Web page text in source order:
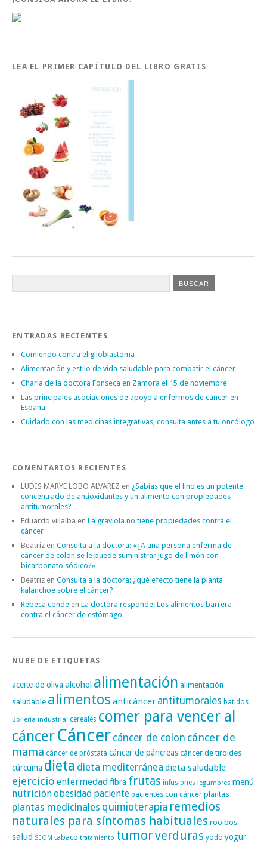
LEA EL PRIMER CAPÍTULO DEL LIBRO GRATIS
ENTRADAS RECIENTES
Comiendo contra el glioblastoma
Alimentación y estilo de vida saludable para combatir el cáncer
Charla de la doctora Fonseca en Zamora el 15 de noviembre
Las principales asociaciones de apoyo a enfermos de cáncer en
España
Cuidado con las medicinas integrativas, consulta antes a tu oncólogo
COMENTARIOS RECIENTES
LUDIS MARYE LOBO ALVAREZ en ¿Sabías que el lino es un potente
concentrado de antioxidantes y un alimento con propiedades
antitumorales?
Eduardo villalba en La graviola no tiene propiedades contra el
cáncer
Beatriz en Consulta a la doctora: «¿A una persona enferma de
cáncer de colon se le puede suministrar jugo de limón con
bicarbonato sódico?»
Beatriz en Consulta a la doctora: ¿qué efecto tiene la planta
kalanchoe sobre el cáncer?
Rebeca conde en La doctora responde: Los alimentos barrera
contra el cáncer de estómago
NUBE DE ETIQUETAS
aceite de oliva alcohol alimentación alimentación
saludable alimentos anticáncer antitumorales batidos
Bollería industrial cereales comer para vencer al
cáncerCáncer cáncer de colon cáncer de
mama cáncer de próstata cáncer de páncreascáncer de tiroides
cúrcuma dieta dieta mediterránea dieta saludable
ejercicio enfermedadfibra frutas infusiones legumbres menú
nutriciónobesidad paciente pacientes con cáncer plantas
plantas medicinales quimioterapia remedios
naturales para síntomas habituales rooibos
salud SEOM tabaco tratamiento tumorverduras yodo yogur